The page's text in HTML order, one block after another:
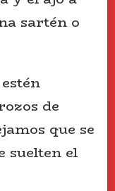
sartén o
de
que se
suelten el